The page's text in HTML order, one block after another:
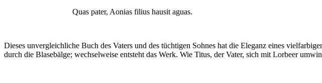
Quas pater, Aonias filius hausit aguas.
Dieses unvergleichliche Buch des Vaters und des tüchtigen Sohnes hat die Eleganz eines
durch die Blasebälge; wechselweise entsteht das Werk. Wie Titus, der Vater, sich mit Lorbeer